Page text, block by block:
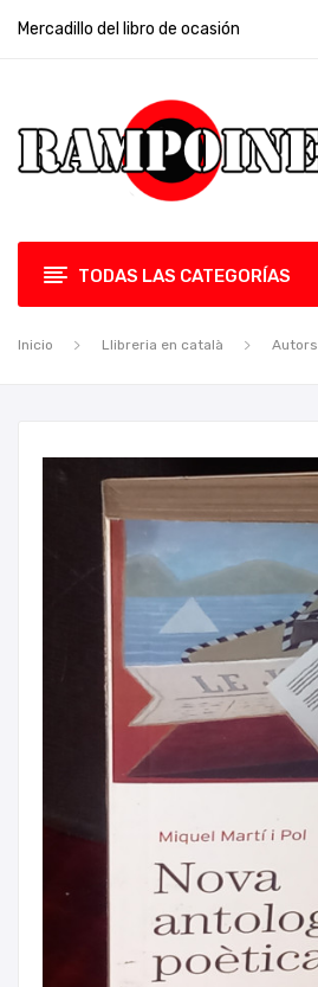
Mercadillo del libro de ocasión
TODAS LAS CATEGORÍAS
Inicio Llibreria en català Autors